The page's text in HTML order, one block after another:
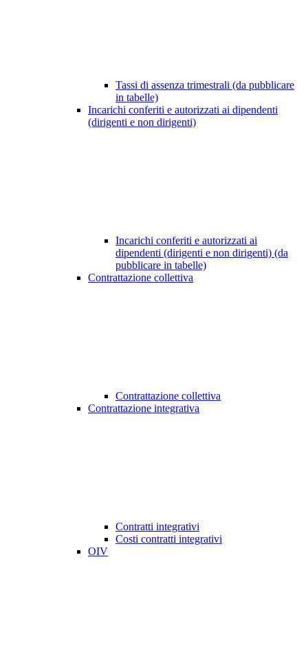
Tassi di assenza trimestrali (da pubblicare
in tabelle)
Incarichi conferiti e autorizzati ai dipendenti
(dirigenti e non dirigenti)
Incarichi conferiti e autorizzati ai
dipendenti (dirigenti e non dirigenti) (da
pubblicare in tabelle)
Contrattazione collettiva
Contrattazione collettiva
Contrattazione integrativa
Contratti integrativi
Costi contratti integrativi
OIV